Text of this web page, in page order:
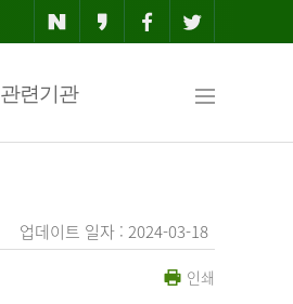
관련기관
업데이트 일자 : 2024-03-18
인쇄